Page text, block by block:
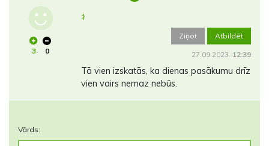
3 0
;)
Ziņot Atbildēt
27.09.2023. 12:39
Tā vien izskatās, ka dienas pasākumu drīz
vien vairs nemaz nebūs.
Vārds: